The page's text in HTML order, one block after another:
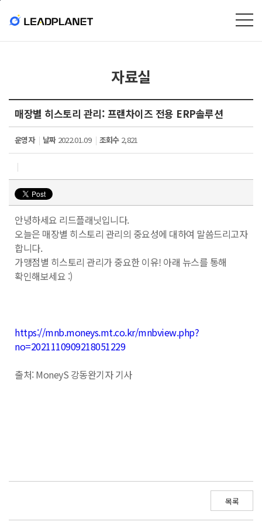
자료실
매장별 히스토리 관리: 프랜차이즈 전용 ERP솔루션
운영자 날짜2022.01.09 조회수2,821
안녕하세요 리드플래닛입니다.
오늘은 매장별 히스토리 관리의 중요성에 대하여 말씀드리고자
합니다.
가맹점별 히스토리 관리가 중요한 이유! 아래 뉴스를 통해
확인해보세요 :)
https://mnb.moneys.mt.co.kr/mnbview.php?
no=2021110909218051229
출처: MoneyS 강동완기자 기사
목록